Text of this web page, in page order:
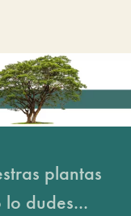
plantas
dudes...